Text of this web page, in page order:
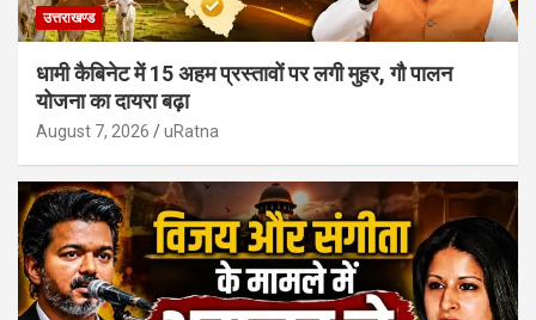
उत्तराखण्ड
धामी कैबिनेट में 15 अहम प्रस्तावों पर लगी मुहर, गौ पालन
योजना का दायरा बढ़ा
August 7, 2026 uRatna